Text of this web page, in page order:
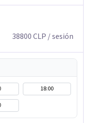
38800CLP / sesión
18:00